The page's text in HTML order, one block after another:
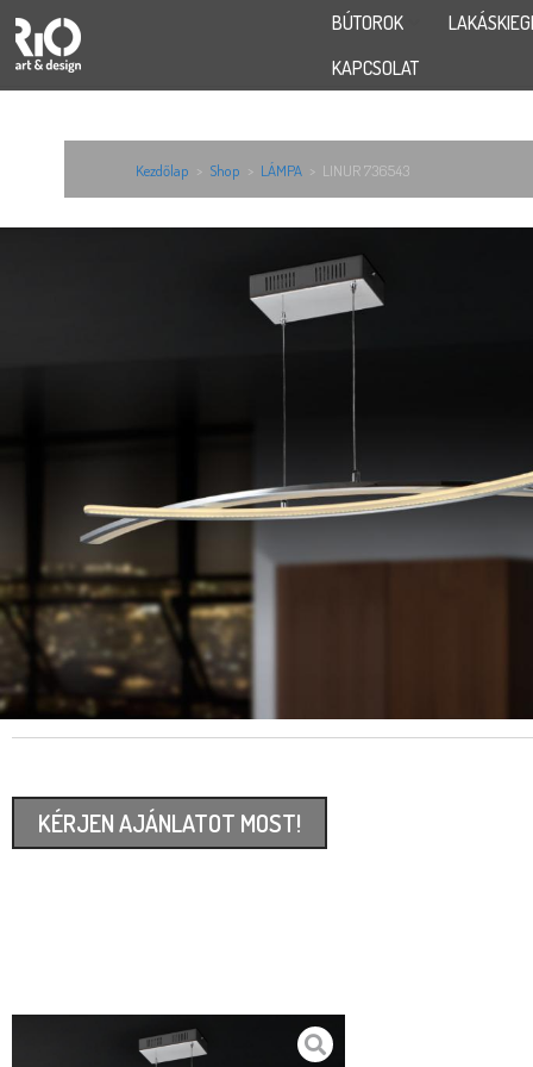
BÚTOROK
KAPCSOLAT
Kezdőlap > Shop > LÁMPA > LINUR 736543
KÉRJEN AJÁNLATOT MOST!